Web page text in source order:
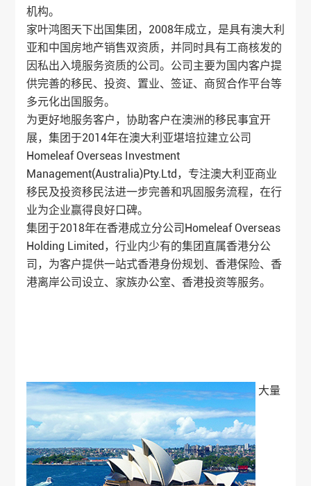
机构。
家叶鸿图天下出国集团，2008年成立，是具有澳大利
亚和中国房地产销售双资质，并同时具有工商核发的
因私出入境服务资质的公司。公司主要为国内客户提
供完善的移民、投资、置业、签证、商贸合作平台等
多元化出国服务。
为更好地服务客户，协助客户在澳洲的移民事宜开
展，集团于2014年在澳大利亚堪培拉建立公司
Homeleaf Overseas Investment
Management(Australia)Pty.Ltd，专注澳大利亚商业
移民及投资移民法进一步完善和巩固服务流程，在行
业为企业赢得良好口碑。
集团于2018年在香港成立分公司Homeleaf Overseas
Holding Limited，行业内少有的集团直属香港分公
司，为客户提供一站式香港身份规划、香港保险、香
港离岸公司设立、家族办公室、香港投资等服务。
大量